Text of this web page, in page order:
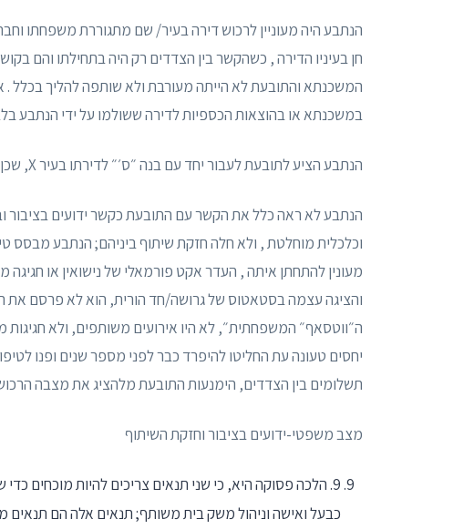
חן בעיניו הדירה , כשהקשר בין הצדדים רק היה בתחילתו והם
המשכנתא והתובעת לא הייתה מעורבת ולא שותפה להליך בכלל
במשכנתא או בהוצאות הכספיות לדירה ששולמו על ידי הנתבע
הנתבע הציע לתובעת לעבור יחד עם בנה ״ס׳״ לדירתו בעיר X, שכן הנתבע רצה שבתם תתגורר בבית חם ומסודר.
הנתבע לא ראה כלל את הקשר עם התובעת כקשר ידועים
וכלכלית מוחלטת , ולא חלה חזקת שיתוף ביניהם; הנתבע מבסס
מעונין להתחתן איתה , העדר אקט פורמאלי של נישואין או
והציגה עצמה בסטאטוס של גרושה/חד הורית, הוא לא פרסם
ה״ווטסאף״ המשפחתית״, לא היו אירועים משותפים, ולא
יחסים טעונה עת החליטו להיפרד כבר לפני מספר שנים ופנו
תשלומים בין הצדדים, הימנעות התובעת מלהציג את מצבה
מצב משפטי-ידועים בציבור וחזקת השיתוף
9. הלכה פסוקה היא, כי שני תנאים צריכים להיות מוכחים
כבעל ואישה וניהול משק בית משותף; תנאים אלה הם תנאים